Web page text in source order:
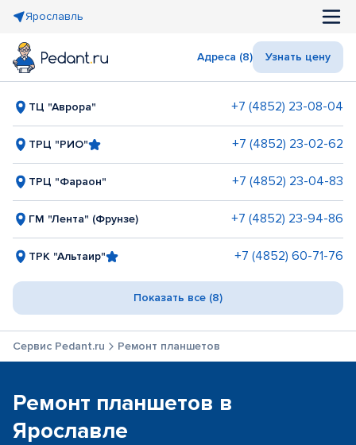
Ярославль
Адреса (8) Узнать цену
ТЦ "Аврора" +7 (4852) 23-08-04
ТРЦ "РИО" +7 (4852) 23-02-62
ТРЦ "Фараон" +7 (4852) 23-04-83
ГМ "Лента" (Фрунзе) +7 (4852) 23-94-86
ТРК "Альтаир" +7 (4852) 60-71-76
Показать все (8)
Сервис Pedant.ru Ремонт планшетов
Ремонт планшетов в
Ярославле